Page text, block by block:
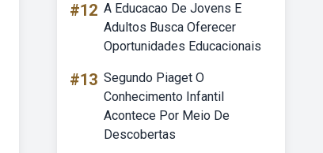
#12 A Educacao De Jovens E
Adultos Busca Oferecer
Oportunidades Educacionais
#13 Segundo Piaget O
Conhecimento Infantil
Acontece Por Meio De
Descobertas